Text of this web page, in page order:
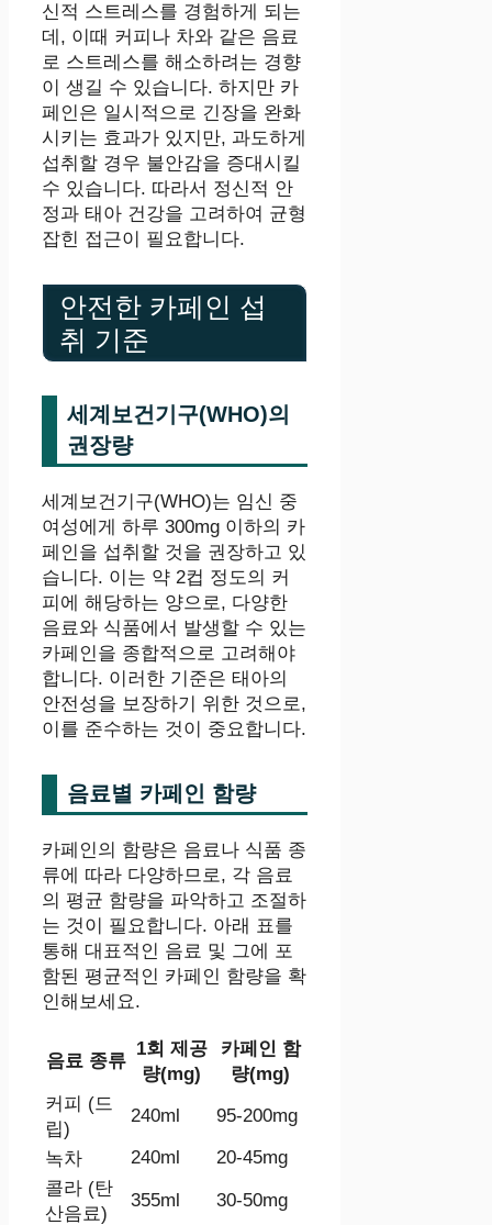
신적 스트레스를 경험하게 되는
데, 이때 커피나 차와 같은 음료
로 스트레스를 해소하려는 경향
이 생길 수 있습니다. 하지만 카
페인은 일시적으로 긴장을 완화
시키는 효과가 있지만, 과도하게
섭취할 경우 불안감을 증대시킬
수 있습니다. 따라서 정신적 안
정과 태아 건강을 고려하여 균형
잡힌 접근이 필요합니다.
안전한 카페인 섭
취 기준
세계보건기구(WHO)의
권장량
세계보건기구(WHO)는 임신 중
여성에게 하루 300mg 이하의 카
페인을 섭취할 것을 권장하고 있
습니다. 이는 약 2컵 정도의 커
피에 해당하는 양으로, 다양한
음료와 식품에서 발생할 수 있는
카페인을 종합적으로 고려해야
합니다. 이러한 기준은 태아의
안전성을 보장하기 위한 것으로,
이를 준수하는 것이 중요합니다.
음료별 카페인 함량
카페인의 함량은 음료나 식품 종
류에 따라 다양하므로, 각 음료
의 평균 함량을 파악하고 조절하
는 것이 필요합니다. 아래 표를
통해 대표적인 음료 및 그에 포
함된 평균적인 카페인 함량을 확
인해보세요.
음료 종류
1회 제공
량(mg)
카페인 함
량(mg)
커피 (드
립)
240ml 95-200mg
녹차 240ml
20-45mg
콜라 (탄
산음료)
355ml 30-50mg